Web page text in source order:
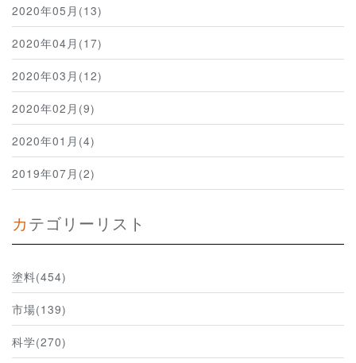
2020年05月(13)
2020年04月(17)
2020年03月(12)
2020年02月(9)
2020年01月(4)
2019年07月(2)
カテゴリーリスト
塗料(454)
市場(139)
科学(270)